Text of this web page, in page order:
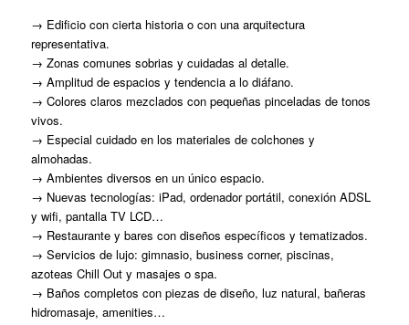
→ Edificio con cierta historia o con una arquitectura
representativa.
→ Zonas comunes sobrias y cuidadas al detalle.
→ Amplitud de espacios y tendencia a lo diáfano.
→ Colores claros mezclados con pequeñas pinceladas de tonos
vivos.
→ Especial cuidado en los materiales de colchones y
almohadas.
→ Ambientes diversos en un único espacio.
→ Nuevas tecnologías: iPad, ordenador portátil, conexión ADSL
y wifi, pantalla TV LCD…
→ Restaurante y bares con diseños específicos y tematizados.
→ Servicios de lujo: gimnasio, business corner, piscinas,
azoteas Chill Out y masajes o spa.
→ Baños completos con piezas de diseño, luz natural, bañeras
hidromasaje, amenities…